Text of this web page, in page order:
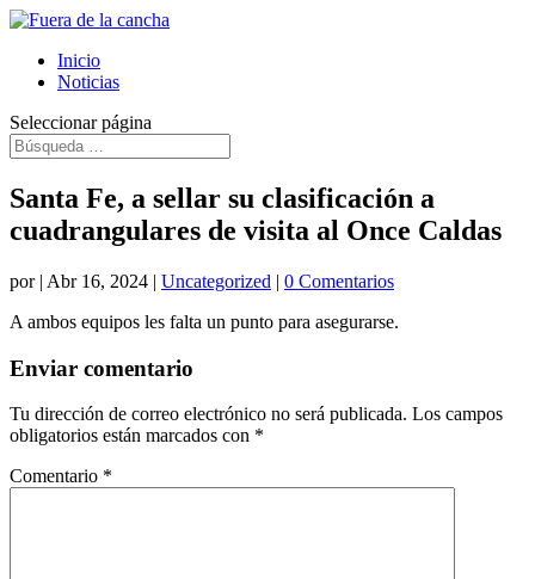
Inicio
Noticias
Seleccionar página
Santa Fe, a sellar su clasificación a
cuadrangulares de visita al Once Caldas
por | Abr 16, 2024 | Uncategorized | 0 Comentarios
A ambos equipos les falta un punto para asegurarse.
Enviar comentario
Tu dirección de correo electrónico no será publicada. Los campos
obligatorios están marcados con *
Comentario *